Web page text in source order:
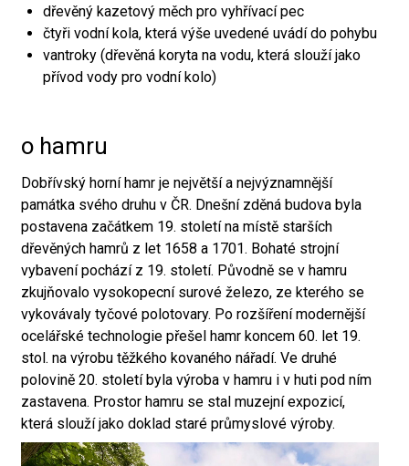
dřevěný kazetový měch pro vyhřívací pec
čtyři vodní kola, která výše uvedené uvádí do pohybu
vantroky (dřevěná koryta na vodu, která slouží jako
přívod vody pro vodní kolo)
o hamru
Dobřívský horní hamr je největší a nejvýznamnější
památka svého druhu v ČR. Dnešní zděná budova byla
postavena začátkem 19. století na místě starších
dřevěných hamrů z let 1658 a 1701. Bohaté strojní
vybavení pochází z 19. století. Původně se v hamru
zkujňovalo vysokopecní surové železo, ze kterého se
vykovávaly tyčové polotovary. Po rozšíření modernější
ocelářské technologie přešel hamr koncem 60. let 19.
stol. na výrobu těžkého kovaného nářadí. Ve druhé
polovině 20. století byla výroba v hamru i v huti pod ním
zastavena. Prostor hamru se stal muzejní expozicí,
která slouží jako doklad staré průmyslové výroby.